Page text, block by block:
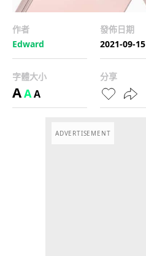
作者
Edward
發佈日期
2021-09-15
字體大小
AAA
分享
ADVERTISEMENT